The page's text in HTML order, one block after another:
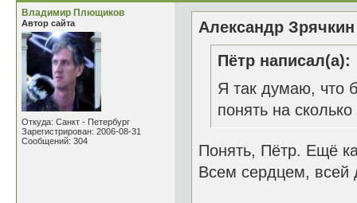
Владимир Плющиков
Автор сайта
Откуда: Санкт - Петербург
Зарегистрирован: 2006-08-31
Сообщений: 304
Александр
Пётр написал(а):
Я так думаю, что
понять на
Понять, Пётр. Ещё
Всем сердцем, всей